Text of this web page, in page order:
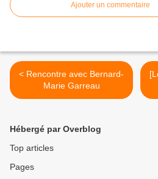
Ajouter un commentaire
< Rencontre avec Bernard-
Marie Garreau
Hébergé par Overblog
Top articles
Pages